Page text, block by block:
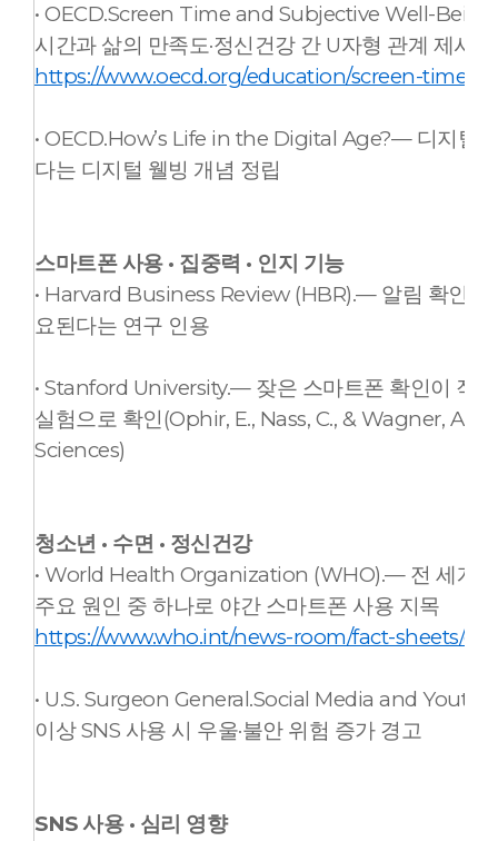
• OECD.Screen Time and Subjective Well-
시간과 삶의 만족도·정신건강 간 U자형 관계 제시
https://www.oecd.org/education/screen-time-
• OECD.How’s Life in the Digital Age?— 디지털
다는 디지털 웰빙 개념 정립
스마트폰 사용 · 집중력 · 인지 기능
• Harvard Business Review (HBR).— 알림 확인
요된다는 연구 인용
• Stanford University.— 잦은 스마트폰 확인이 작
실험으로 확인(Ophir, E., Nass, C., & Wagner,
Sciences)
청소년 · 수면 · 정신건강
• World Health Organization (WHO).— 전 세계
주요 원인 중 하나로 야간 스마트폰 사용 지목
https://www.who.int/news-room/fact-sheets/
• U.S. Surgeon General.Social Media and
이상 SNS 사용 시 우울·불안 위험 증가 경고
SNS 사용 · 심리 영향